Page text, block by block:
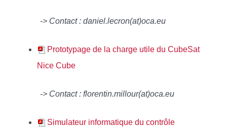
-> Contact : daniel.lecron(at)oca.eu
Prototypage de la charge utile du CubeSat
Nice Cube
-> Contact : florentin.millour(at)oca.eu
Simulateur informatique du contrôle